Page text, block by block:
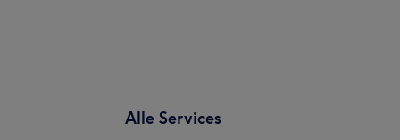
Alle Services